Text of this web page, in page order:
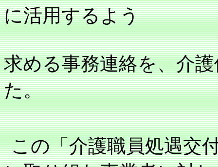
に活用するよう
求める事務連絡を、介
た。
この「介護職員処遇交